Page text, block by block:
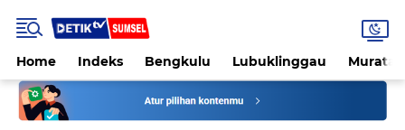
Home Indeks Bengkulu Lubuklinggau